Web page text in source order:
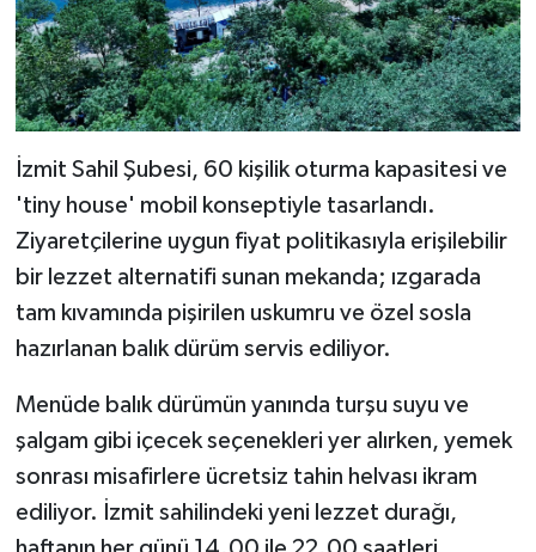
İzmit Sahil Şubesi, 60 kişilik oturma kapasitesi ve
'tiny house' mobil konseptiyle tasarlandı.
Ziyaretçilerine uygun fiyat politikasıyla erişilebilir
bir lezzet alternatifi sunan mekanda; ızgarada
tam kıvamında pişirilen uskumru ve özel sosla
hazırlanan balık dürüm servis ediliyor.
Menüde balık dürümün yanında turşu suyu ve
şalgam gibi içecek seçenekleri yer alırken, yemek
sonrası misafirlere ücretsiz tahin helvası ikram
ediliyor. İzmit sahilindeki yeni lezzet durağı,